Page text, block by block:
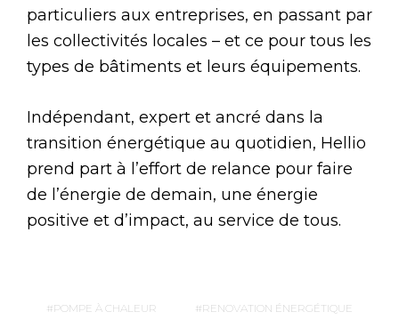
particuliers aux entreprises, en passant par
les collectivités locales – et ce pour tous les
types de bâtiments et leurs équipements.
Indépendant, expert et ancré dans la
transition énergétique au quotidien, Hellio
prend part à l’effort de relance pour faire
de l’énergie de demain, une énergie
positive et d’impact, au service de tous.
POMPE À CHALEUR RENOVATION ÉNERGÉTIQUE